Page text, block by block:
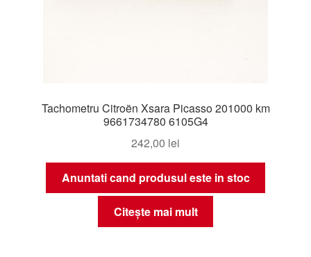
Tachometru Citroën Xsara Picasso 201000 km
9661734780 6105G4
242,00 lei
Anuntati cand produsul este in stoc
Citește mai mult